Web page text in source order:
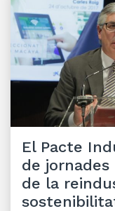
El Pacte
de
de la